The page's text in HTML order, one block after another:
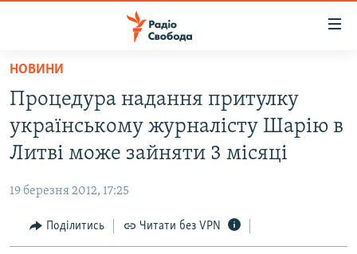
Перейти
основного
матеріалу
Перейти
до
основної
навігації
Перейти
до
ВСЕ ЗА ДОБУ
СТАТТІ
ЕКОНОМІКА
СУСПІЛЬСТВО
РОСІЙСЬКА «ФІЛЬТРАЦІЯ»
ДОНБАС.РЕАЛІЇ
НОВИНИ
Процедура надання притулку
українському журналісту Шарію в
Литві може зайняти 3 місяці
19 березня 2012, 17:25
Поділитись Читати без VPN